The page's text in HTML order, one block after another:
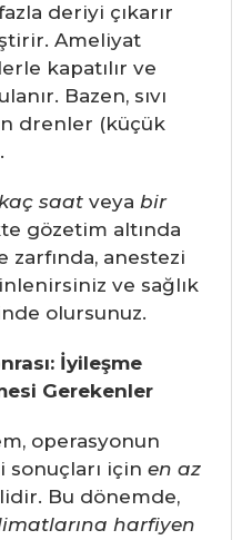
deriyi çıkarır
Ameliyat
kapatılır ve
Bazen, sıvı
drenler (küçük
saatveya bir
gözetim altında
anestezi
ve sağlık
olursunuz.
İyileşme
Gerekenler
operasyonun
sonuçları için en az
Bu dönemde,
harfiyen